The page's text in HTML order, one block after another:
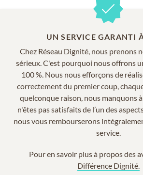
UN SERVICE GARANTI
Chez Réseau Dignité, nous prenons
sérieux. C'est pourquoi nous offrons
100 %. Nous nous efforçons de
correctement du premier coup,
quelconque raison, nous manquons
n'êtes pas satisfaits de l’un des
nous vous rembourserons
service.
Pour en savoir plus à propos des
Différence Dignité.